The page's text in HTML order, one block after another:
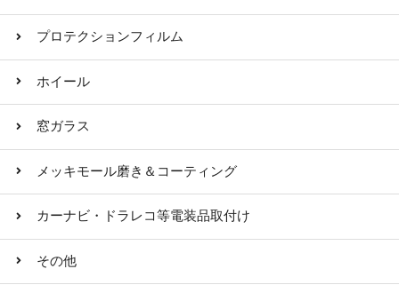
プロテクションフィルム
ホイール
窓ガラス
メッキモール磨き＆コーティング
カーナビ・ドラレコ等電装品取付け
その他